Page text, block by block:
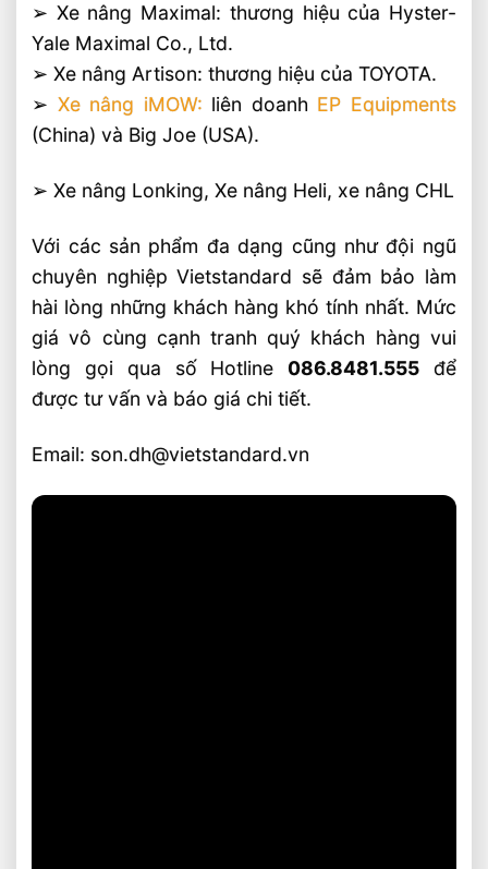
➢ Xe nâng Maximal: thương hiệu của Hyster-
Yale Maximal Co., Ltd.
➢ Xe nâng Artison: thương hiệu của TOYOTA.
➢ Xe nâng iMOW: liên doanh EP Equipments
(China) và Big Joe (USA).
➢ Xe nâng Lonking, Xe nâng Heli, xe nâng CHL
Với các sản phẩm đa dạng cũng như đội ngũ
chuyên nghiệp Vietstandard sẽ đảm bảo làm
hài lòng những khách hàng khó tính nhất. Mức
giá vô cùng cạnh tranh quý khách hàng vui
lòng gọi qua số Hotline086.8481.555 để
được tư vấn và báo giá chi tiết.
Email: son.dh@vietstandard.vn